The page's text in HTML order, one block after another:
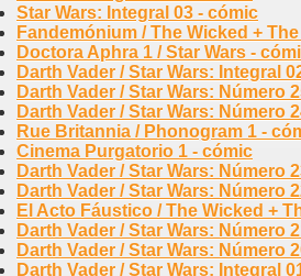
Star Wars: Integral 03 - cómic
Fandemónium / The Wicked +
Doctora Aphra 1 / Star Wars -
Darth Vader / Star Wars: Integral
Darth Vader / Star Wars: Número
Darth Vader / Star Wars: Número
Rue Britannia / Phonogram 1 -
Cinema Purgatorio 1 - cómic
Darth Vader / Star Wars: Número
Darth Vader / Star Wars: Número
El Acto Fáustico / The Wicked +
Darth Vader / Star Wars: Número
Darth Vader / Star Wars: Número
Darth Vader / Star Wars: Integral